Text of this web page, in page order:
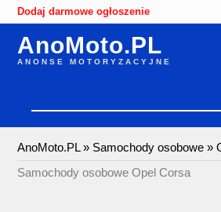
Dodaj darmowe ogłoszenie
AnoMoto.PL
ANONSE MOTORYZACYJNE
AnoMoto.PL» Samochody osobowe »
Samochody osobowe Opel Corsa